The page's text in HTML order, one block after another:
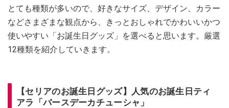
とても種類が多いので、好きなサイズ、デザイン、カラー
などさまざまな観点から、きっとおしゃれでかわいいかつ
使いやすい「お誕生日グッズ」を選べると思います。厳選
12種類を紹介していきます。
【セリアのお誕生日グッズ】人気のお誕生日ティ
アラ「バースデーカチューシャ」